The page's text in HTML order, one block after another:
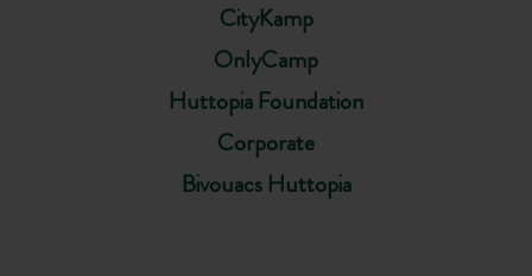
CityKamp
OnlyCamp
Huttopia Foundation
Corporate
Bivouacs Huttopia